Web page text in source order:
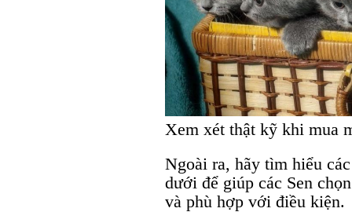
Xem xét thật kỹ khi mua
Ngoài ra, hãy tìm hiểu
dưới để giúp các Sen
và phù hợp với điều kiện.